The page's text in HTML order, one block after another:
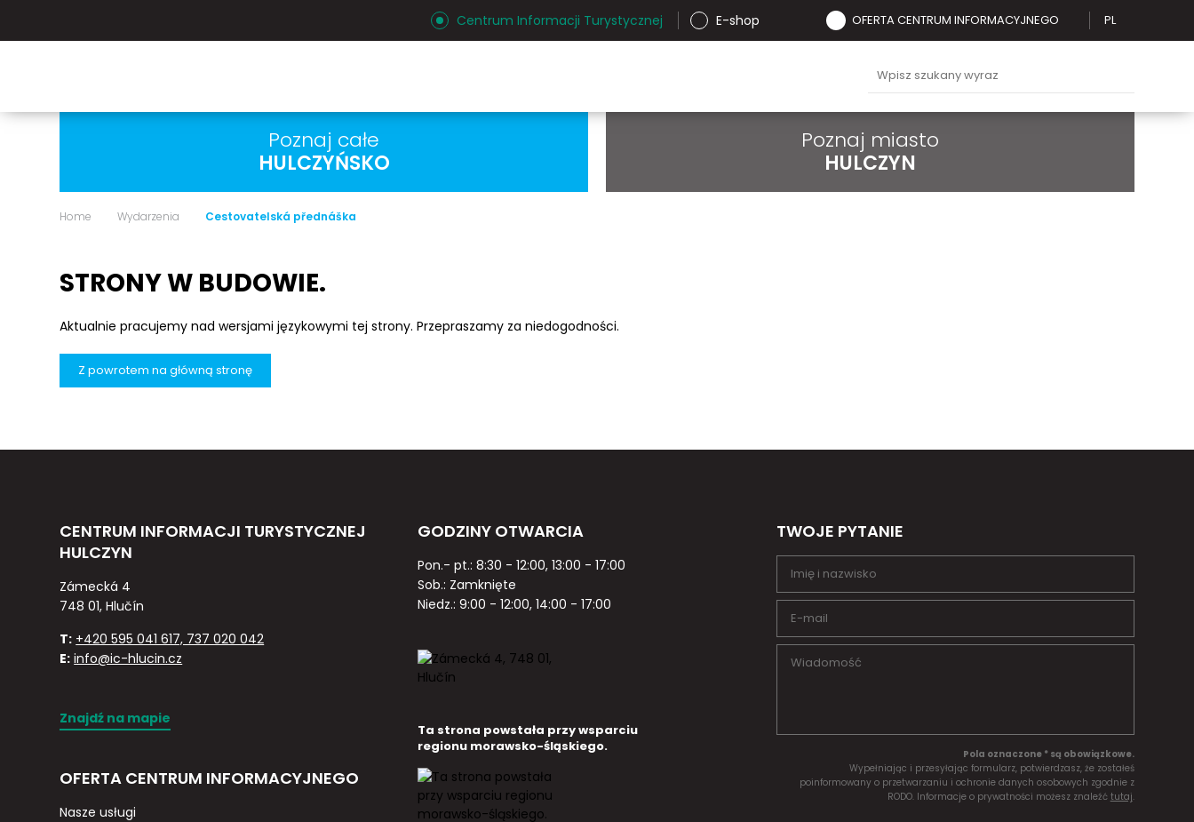
Centrum Informacji Turystycznej E-shop OFERTA CENTRUM INFORMACYJNEGO PL
Poznaj całe
HULCZYŃSKO
Poznaj miasto
HULCZYN
Home Wydarzenia Cestovatelská přednáška
STRONY W BUDOWIE.
Aktualnie pracujemy nad wersjami językowymi tej strony. Przepraszamy za niedogodności.
Z powrotem na główną stronę
CENTRUM INFORMACJI TURYSTYCZNEJ
HULCZYN
Zámecká 4
748 01, Hlučín
T: +420 595 041 617, 737 020 042
E: info@ic-hlucin.cz
Znajdź na mapie
OFERTA CENTRUM INFORMACYJNEGO
Nasze usługi
GODZINY OTWARCIA
Pon.- pt.: 8:30 - 12:00, 13:00 - 17:00
Sob.: Zamknięte
Niedz.: 9:00 - 12:00, 14:00 - 17:00
Ta strona powstała przy wsparciu
regionu morawsko-śląskiego.
TWOJE PYTANIE
Pola oznaczone * są obowiązkowe.
Wypełniając i przesyłając formularz, potwierdzasz, że zostałeś
poinformowany o przetwarzaniu i ochronie danych osobowych zgodnie z
RODO. Informacje o prywatności możesz znaleźć tutaj.